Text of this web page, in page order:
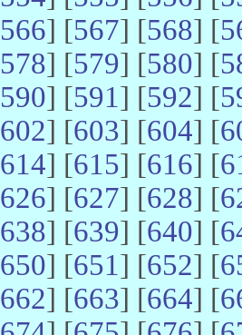
566] [567] [568] [
578] [579] [580] [
590] [591] [592] [
602] [603] [604] [
614] [615] [616] [
626] [627] [628] [
638] [639] [640] [
650] [651] [652] [
662] [663] [664] [